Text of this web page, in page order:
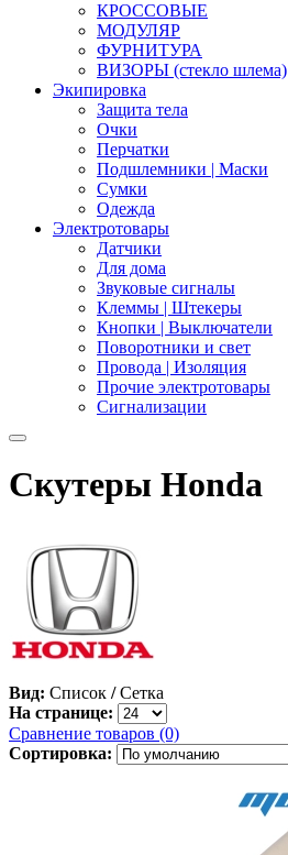
КРОССОВЫЕ
МОДУЛЯР
ФУРНИТУРА
ВИЗОРЫ (стекло шлема)
Экипировка
Защита тела
Очки
Перчатки
Подшлемники | Маски
Сумки
Одежда
Электротовары
Датчики
Для дома
Звуковые сигналы
Клеммы | Штекеры
Кнопки | Выключатели
Поворотники и свет
Провода | Изоляция
Прочие электротовары
Сигнализации
Скутеры Honda
Вид: Список / Сетка
На странице:
Сравнение товаров (0)
Сортировка: